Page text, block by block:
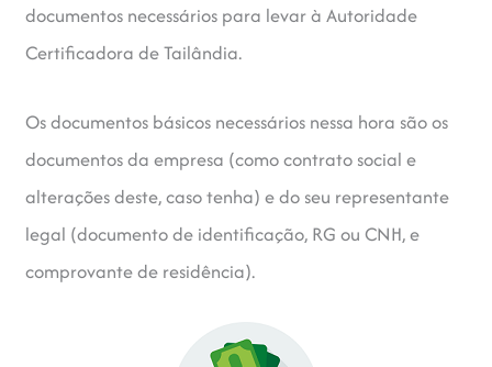
documentos necessários para levar à Autoridade
Certificadora de Tailândia.
Os documentos básicos necessários nessa hora são os
documentos da empresa (como contrato social e
alterações deste, caso tenha) e do seu representante
legal (documento de identificação, RG ou CNH, e
comprovante de residência).